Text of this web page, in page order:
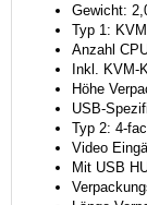
Gewicht:
Typ 1:
Anzahl
Inkl. KVM-
Höhe
USB-
Typ 2: 4-
Video
Mit USB